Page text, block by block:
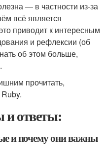
— в частности из-за
всё является
приводит к интересным
и рефлексии (об
об этом больше,
прочитать,
и ответы:
и почему они важны